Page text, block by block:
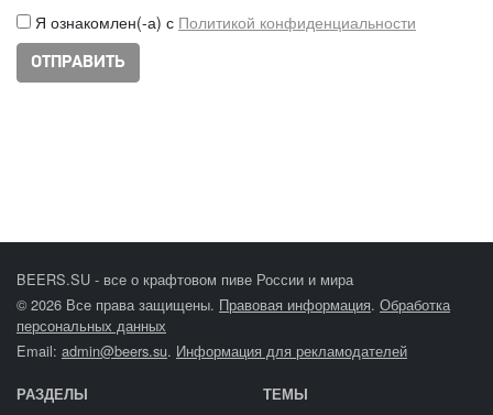
Я ознакомлен(-а) с Политикой конфиденциальности
BEERS.SU - все о крафтовом пиве России и мира
© 2026 Все права защищены. Правовая информация. Обработка
персональных данных
Email: admin@beers.su. Информация для рекламодателей
РАЗДЕЛЫ ТЕМЫ